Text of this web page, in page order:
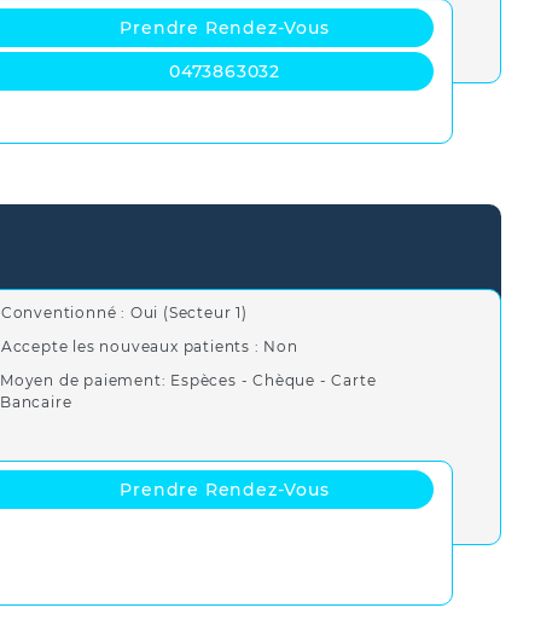
Prendre Rendez-Vous
0473863032
Conventionné : Oui (Secteur 1)
Accepte les nouveaux patients : Non
Moyen de paiement: Espèces - Chèque - Carte
Bancaire
Prendre Rendez-Vous